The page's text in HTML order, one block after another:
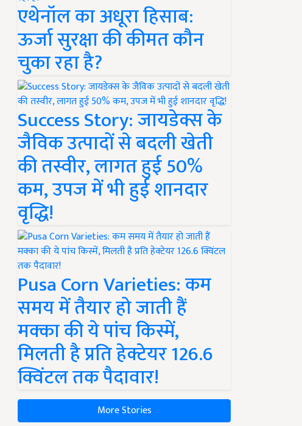
एथेनॉल का अधूरा हिसाब:
ऊर्जा सुरक्षा की कीमत कौन
चुका रहा है?
Success Story: जायडेक्स के
जैविक उत्पादों से बदली खेती
की तस्वीर, लागत हुई 50%
कम, उपज में भी हुई शानदार
वृद्धि!
Pusa Corn Varieties: कम
समय में तैयार हो जाती हैं
मक्का की ये पांच किस्में,
मिलती है प्रति हेक्टेयर 126.6
क्विंटल तक पैदावार!
More Stories